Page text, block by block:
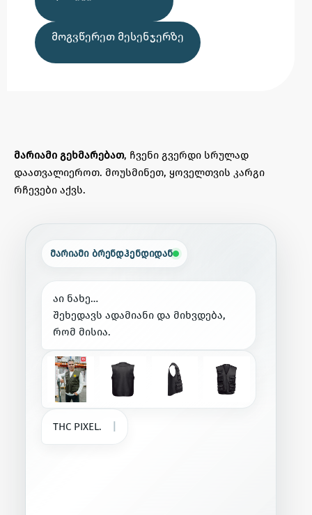
ᲛᲝᲒᲕᲬᲔᲠᲔᲗ ᲛᲔᲡᲔᲜᲯᲔᲠᲖᲔ
მარიამი გეხმარებათ, ჩვენი გვერდი სრულად
დაათვალიეროთ. მოუსმინეთ, ყოველთვის კარგი
რჩევები აქვს.
მარიამი ბრენდჰენდიდან
აი ნახე…
შეხედავს ადამიანი და მიხვდება,
რომ მისია.
THC PIXEL.